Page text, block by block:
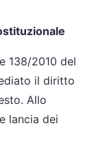
138/2010 del
il diritto
Allo
lancia dei